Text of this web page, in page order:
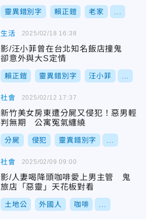
靈異錯別字 賴正鎧 老家
生活
影/汪小菲曾在台北知名飯店撞鬼
卻意外與大S定情
賴正鎧 靈異錯別字 汪小菲
2025/02/18 16:38
社會
新竹美女房東遭分屍又侵犯！惡男輕
判無期 公寓冤氣纏繞
分屍 侵犯 靈異錯別字
2025/02/12 17:37
社會
影/人妻喝降頭咖啡愛上男主管 鬼
旅店「惡靈」天花板對看
土地公 外國人 咖啡
2025/02/09 09:00